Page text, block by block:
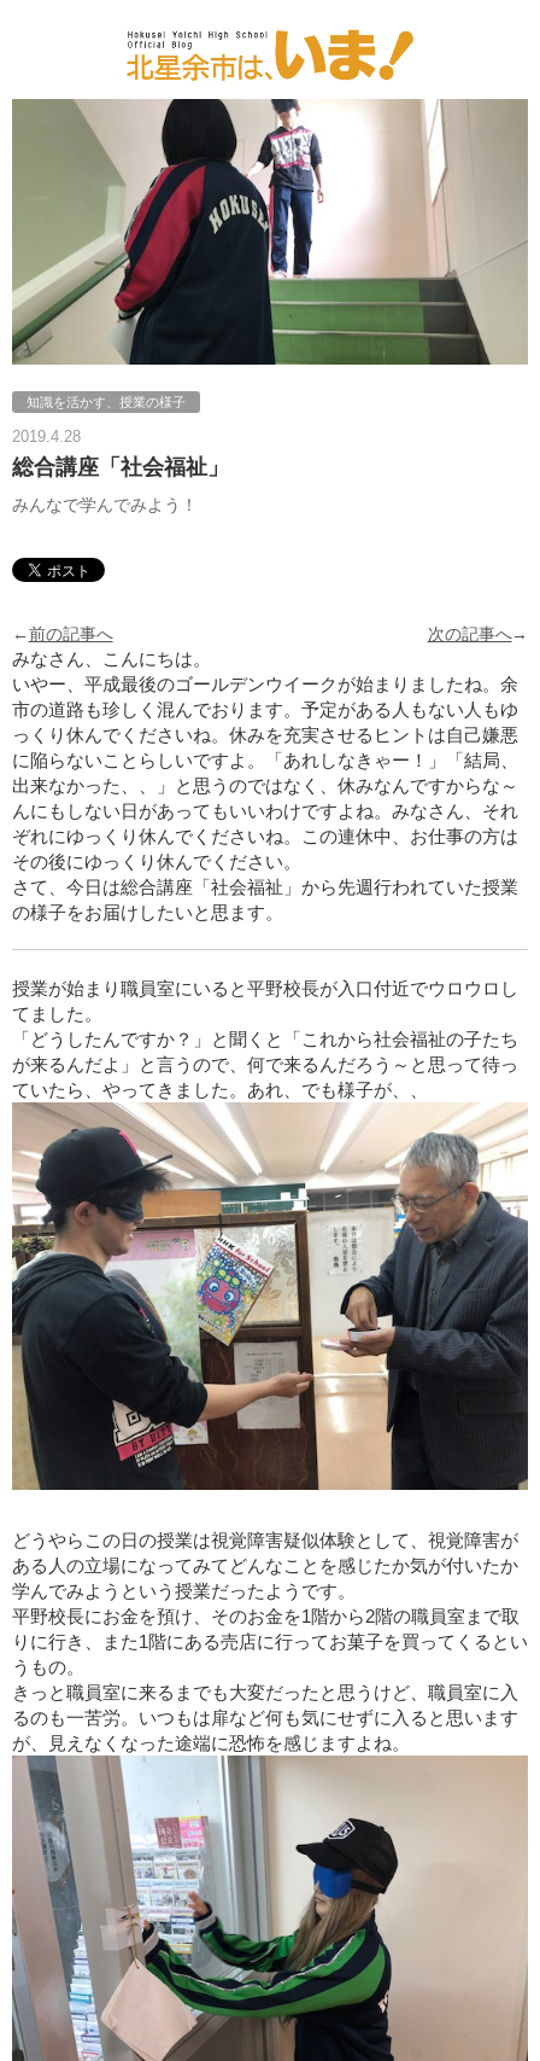
知識を活かす、授業の様子
2019.4.28
総合講座「社会福祉」
みんなで学んでみよう！
←前の記事へ 次の記事へ→
みなさん、こんにちは。
いやー、平成最後のゴールデンウイークが始まりましたね。余
市の道路も珍しく混んでおります。予定がある人もない人もゆ
っくり休んでくださいね。休みを充実させるヒントは自己嫌悪
に陥らないことらしいですよ。「あれしなきゃー！」「結局、
出来なかった、、」と思うのではなく、休みなんですからな～
んにもしない日があってもいいわけですよね。みなさん、それ
ぞれにゆっくり休んでくださいね。この連休中、お仕事の方は
その後にゆっくり休んでください。
さて、今日は総合講座「社会福祉」から先週行われていた授業
の様子をお届けしたいと思ます。
授業が始まり職員室にいると平野校長が入口付近でウロウロし
てました。
「どうしたんですか？」と聞くと「これから社会福祉の子たち
が来るんだよ」と言うので、何で来るんだろう～と思って待っ
ていたら、やってきました。あれ、でも様子が、、
どうやらこの日の授業は視覚障害疑似体験として、視覚障害が
ある人の立場になってみてどんなことを感じたか気が付いたか
学んでみようという授業だったようです。
平野校長にお金を預け、そのお金を1階から2階の職員室まで取
りに行き、また1階にある売店に行ってお菓子を買ってくるとい
うもの。
きっと職員室に来るまでも大変だったと思うけど、職員室に入
るのも一苦労。いつもは扉など何も気にせずに入ると思います
が、見えなくなった途端に恐怖を感じますよね。